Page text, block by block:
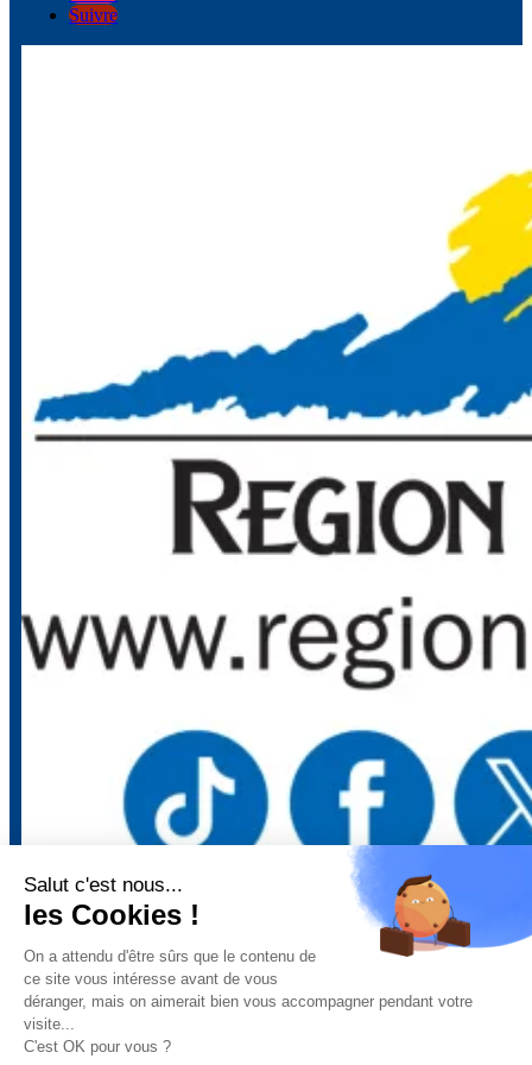
Suivre
Mentions légales– Politique de confidentialité –Gestion des
cookies–Remboursements/ Retours
Conditions générales
d’utilisation
“Ce site a été financé à l’aide du FEDER (REACT-UE) dans le cadre de la réponse
de l’Union européenne à la pandémie COVID-19. L’Europe s’engage à La Réunion”
Salut c'est nous...
les Cookies !
On a attendu d'être sûrs que le contenu de
ce site vous intéresse avant de vous
déranger, mais on aimerait bien vous accompagner pendant votre
visite...
C'est OK pour vous ?